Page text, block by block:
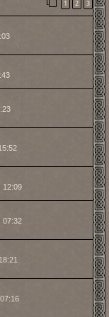
1 2 3
12:09
07:32